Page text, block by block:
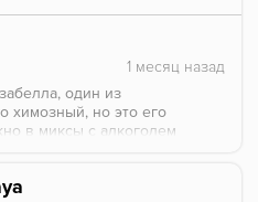
один из
химозный, но это его
в миксы с алкоголем